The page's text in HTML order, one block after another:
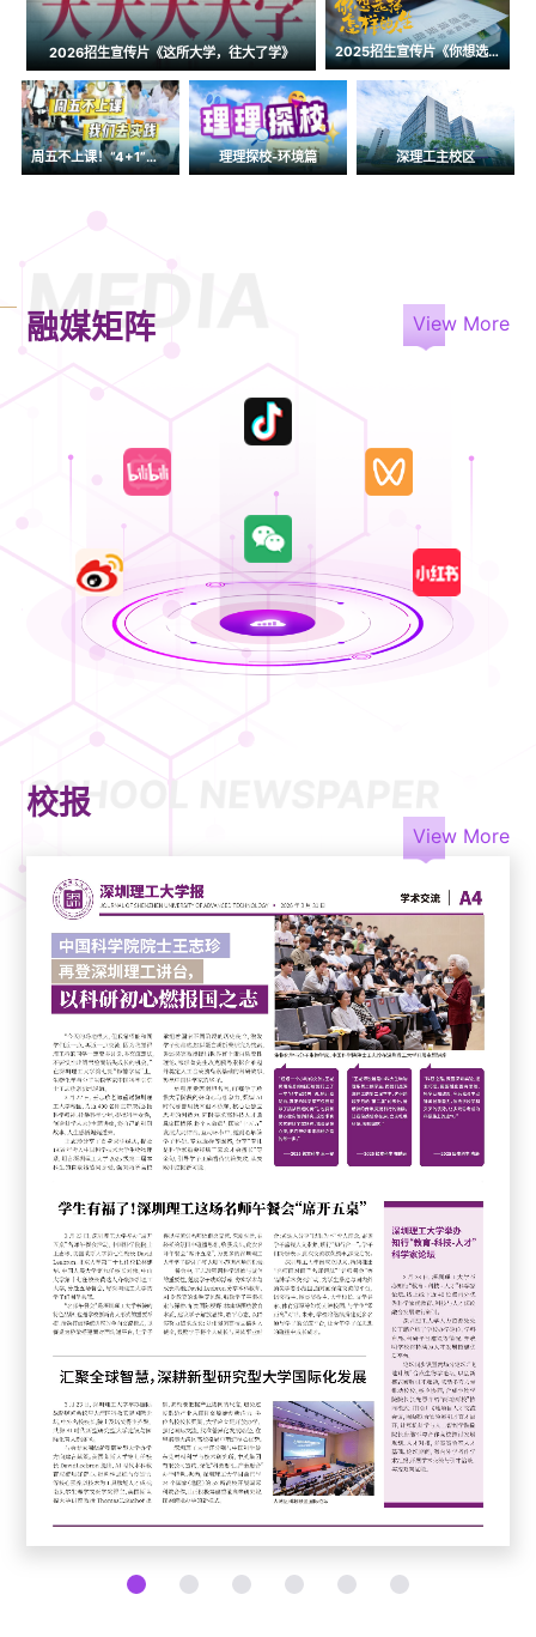
2026招生宣传片《这所大学，往大了学》 2025招生宣传片《你想选择怎样的人生》
周五不上课！“4+1”科研实践 理理探校-环境篇 深理工主校区
MEDIA
融媒矩阵 View More
SCHOOL NEWSPAPER
校报
View More